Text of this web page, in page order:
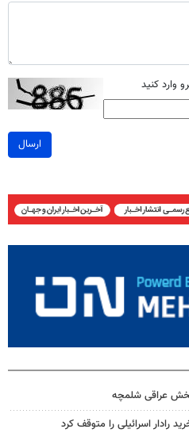
وارد کنید
ارسال
عراقی شلمچه
رادار اسرائیلی را متوقف کرد